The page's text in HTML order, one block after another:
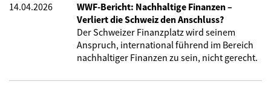
14.04.2026
WWF-Bericht: Nachhaltige Finanzen –
Verliert die Schweiz den Anschluss?
Der Schweizer Finanzplatz wird seinem
Anspruch, international führend im Bereich
nachhaltiger Finanzen zu sein, nicht gerecht.